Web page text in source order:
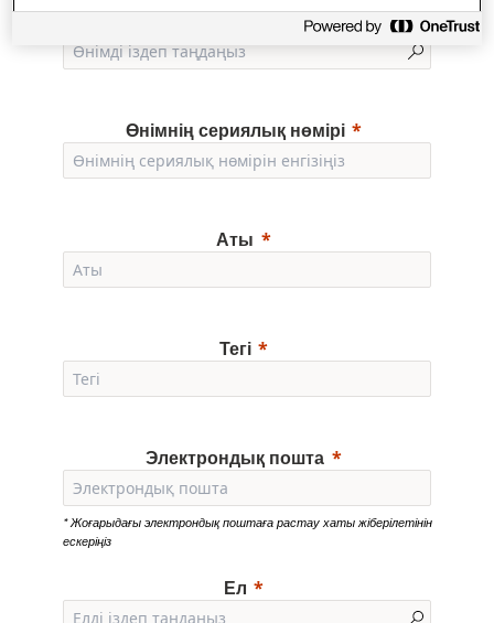
Өнім
Өнімнің сериялық нөмірі
Аты
Тегі
Электрондық пошта
* Жоғарыдағы электрондық поштаға растау хаты жіберілетінін
ескеріңіз
Ел